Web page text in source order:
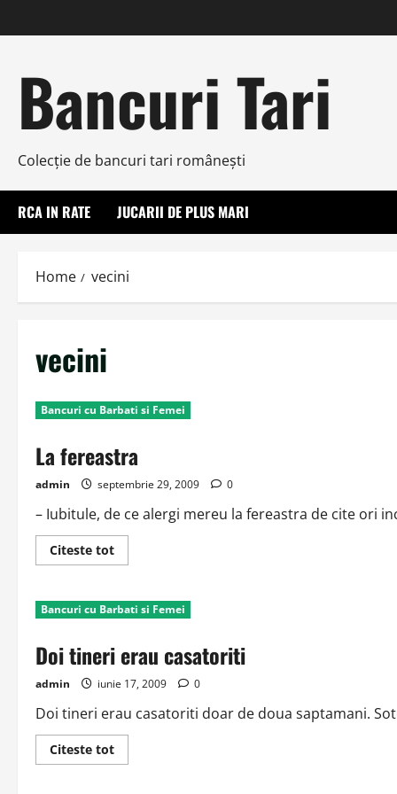
to
Bancuri Tari
Colecţie de bancuri tari româneşti
RCA IN RATE JUCARII DE PLUS MARI
Home vecini
vecini
Bancuri cu Barbati si Femei
La fereastra
admin septembrie 29, 2009 0
– Iubitule, de ce alergi mereu la fereastra de cite ori
Citeste totRead
more
fereastra
Bancuri cu Barbati si Femei
Doi tineri erau casatoriti
admin iunie 17, 2009 0
Doi tineri erau casatoriti doar de doua saptamani.
Citeste totRead
more